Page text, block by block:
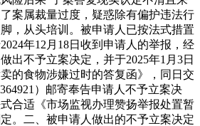
案属裁量过度，疑惑除有偏护违法行
，从头培训。被申请人已按法式措置
年12月18日收到申请人的举报，经
出不予立案决定，并于2025年1月3日
的食物涉嫌过时的答复函》，同日交
）邮寄奉告申请人不予立案决
合适《市场监视办理赞扬举报处置暂
。二、被申请人做出的不予立案决定